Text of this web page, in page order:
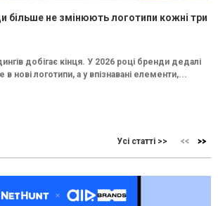
більше не змінюють логотипи кожні три
добігає кінця. У 2026 році бренди дедалі
в нові логотипи, а у впізнавані елементи,...
Усі статті >>